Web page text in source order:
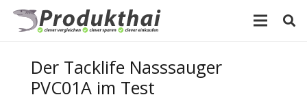
Der Tacklife Nasssauger
PVC01A im Test